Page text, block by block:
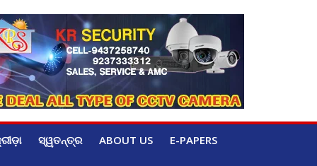
ସ୍ୱତନ୍ତ୍ର ABOUT US E-PAPERS